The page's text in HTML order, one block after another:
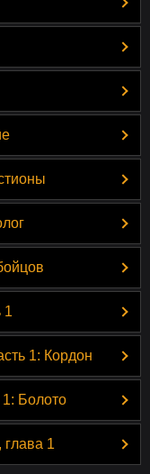
1
1: Кордон
Болото
1